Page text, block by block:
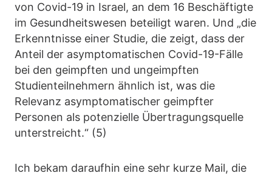
von Covid-19 in Israel, an dem 16 Beschäftigte
im Gesundheitswesen beteiligt waren. Und „die
Erkenntnisse einer Studie, die zeigt, dass der
Anteil der asymptomatischen Covid-19-Fälle
bei den geimpften und ungeimpften
Studienteilnehmern ähnlich ist, was die
Relevanz asymptomatischer geimpfter
Personen als potenzielle Übertragungsquelle
unterstreicht.“ (5)
Ich bekam daraufhin eine sehr kurze Mail, die